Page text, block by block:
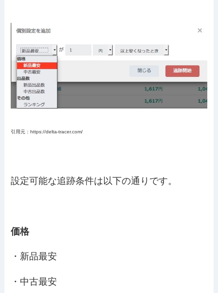
引用元：https://delta-tracer.com/
設定可能な追跡条件は以下の通りです。
価格
・新品最安
・中古最安